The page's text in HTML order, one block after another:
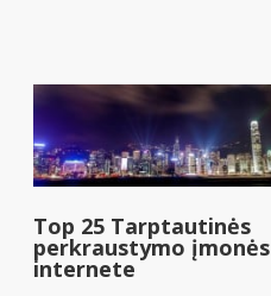
Top 25 Tarptautinės
perkraustymo įmonės
internete